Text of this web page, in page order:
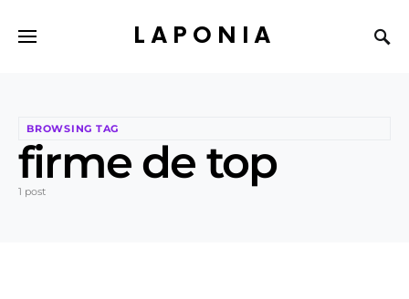
LAPONIA
BROWSING TAG
firme de top
1 post